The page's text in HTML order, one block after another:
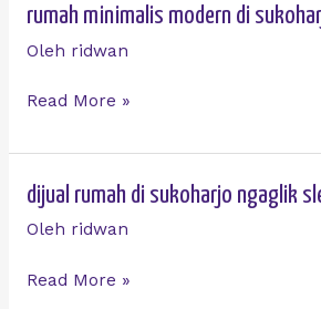
rumah minimalis modern di
Oleh ridwan
rumah
modern
Read More »
dijual rumah di sukoharjo ngaglik
Oleh ridwan
dijual
Read More »